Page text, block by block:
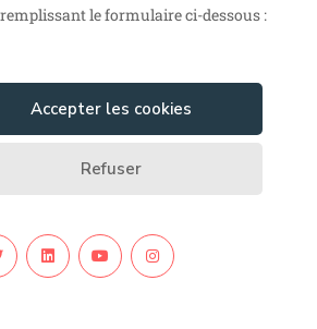
le formulaire ci-dessous :